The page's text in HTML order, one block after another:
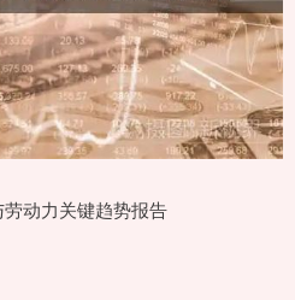
动力关键趋势报告